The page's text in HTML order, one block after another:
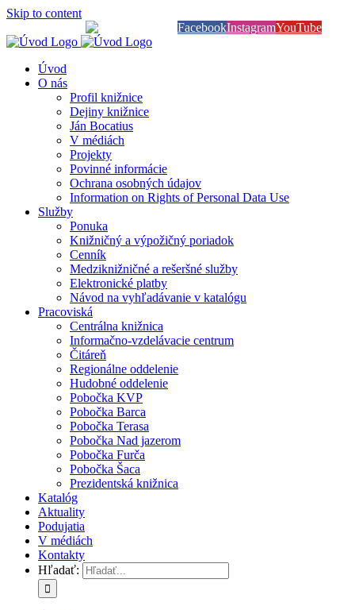
Skip to content
FacebookInstagramYouTube
Úvod
O nás
Profil knižnice
Dejiny knižnice
Ján Bocatius
V médiách
Projekty
Povinné informácie
Ochrana osobných údajov
Information on Rights of Personal Data Use
Služby
Ponuka
Knižničný a výpožičný poriadok
Cenník
Medziknižničné a rešeršné služby
Elektronické platby
Návod na vyhľadávanie v katalógu
Pracoviská
Centrálna knižnica
Informačno-vzdelávacie centrum
Čitáreň
Regionálne oddelenie
Hudobné oddelenie
Pobočka KVP
Pobočka Barca
Pobočka Terasa
Pobočka Nad jazerom
Pobočka Furča
Pobočka Šaca
Prezidentská knižnica
Katalóg
Aktuality
Podujatia
V médiách
Kontakty
Hľadať: